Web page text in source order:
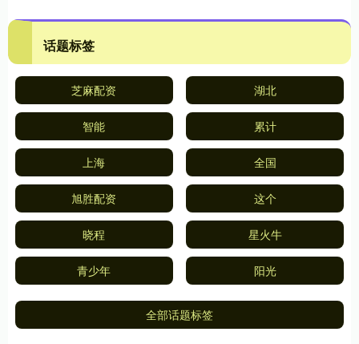
话题标签
芝麻配资 湖北
智能 累计
上海 全国
旭胜配资 这个
晓程 星火牛
青少年 阳光
全部话题标签